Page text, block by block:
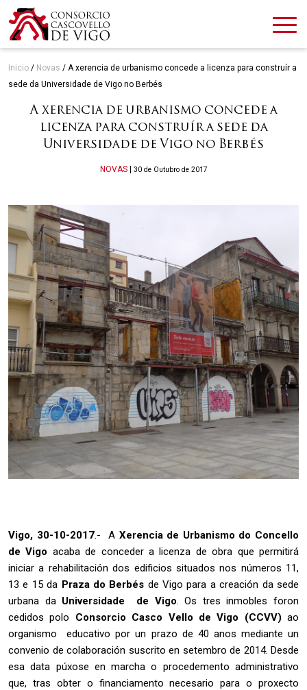
Inicio / Novas / A xerencia de urbanismo concede a licenza para construír a
sede da Universidade de Vigo no Berbés
A xerencia de urbanismo concede a
licenza para construír a sede da
Universidade de Vigo no Berbés
Categories
NOVAS 30 de Outubro de 2017
Vigo, 30-10-2017.- A Xerencia de Urbanismo do Concello
de Vigo acaba de conceder a licenza de obra que permitirá
iniciar a rehabilitación dos edificios situados nos números 11,
13 e 15 da Praza do Berbés de Vigo para a creación da sede
urbana da Universidade de Vigo. Os tres inmobles foron
cedidos polo Consorcio Casco Vello de Vigo (CCVV) ao
organismo educativo por un prazo de 40 anos mediante un
convenio de colaboración suscrito en setembro de 2014. Desde
esa data púxose en marcha o procedemento administrativo
que, tras obter o financiamento necesario para o proxecto